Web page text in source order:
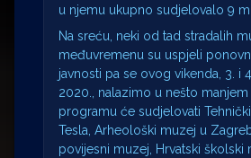
u njemu ukupno sudjelovalo 9
Na sreću, neki od tad stradalih
međuvremenu su uspjeli
javnosti pa se ovog vikenda, 3. i
2020., nalazimo u nešto manjem
programu će sudjelovati
Tesla, Arheološki muzej u
povijesni muzej, Hrvatski školski